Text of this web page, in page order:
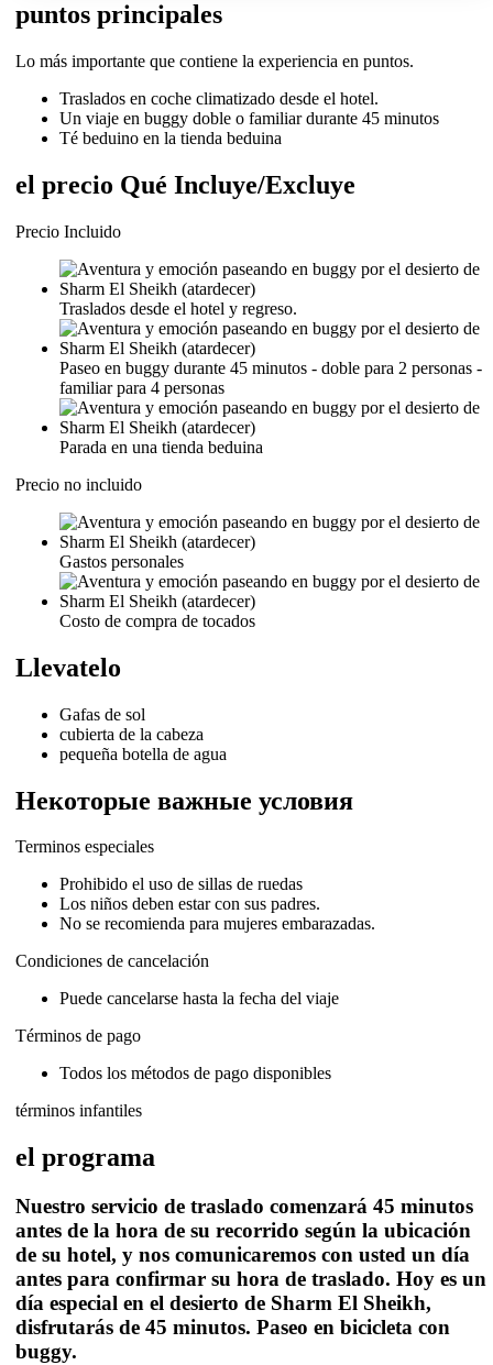
puntos principales
Lo más importante que contiene la experiencia en puntos.
Traslados en coche climatizado desde el hotel.
Un viaje en buggy doble o familiar durante 45 minutos
Té beduino en la tienda beduina
el precio Qué Incluye/Excluye
Precio Incluido
Traslados desde el hotel y regreso.
Paseo en buggy durante 45 minutos - doble para 2 personas -
familiar para 4 personas
Parada en una tienda beduina
Precio no incluido
Gastos personales
Costo de compra de tocados
Llevatelo
Gafas de sol
cubierta de la cabeza
pequeña botella de agua
Некоторые важные условия
Terminos especiales
Prohibido el uso de sillas de ruedas
Los niños deben estar con sus padres.
No se recomienda para mujeres embarazadas.
Condiciones de cancelación
Puede cancelarse hasta la fecha del viaje
Términos de pago
Todos los métodos de pago disponibles
términos infantiles
el programa
Nuestro servicio de traslado comenzará 45 minutos
antes de la hora de su recorrido según la ubicación
de su hotel, y nos comunicaremos con usted un día
antes para confirmar su hora de traslado. Hoy es un
día especial en el desierto de Sharm El Sheikh,
disfrutarás de 45 minutos. Paseo en bicicleta con
buggy.